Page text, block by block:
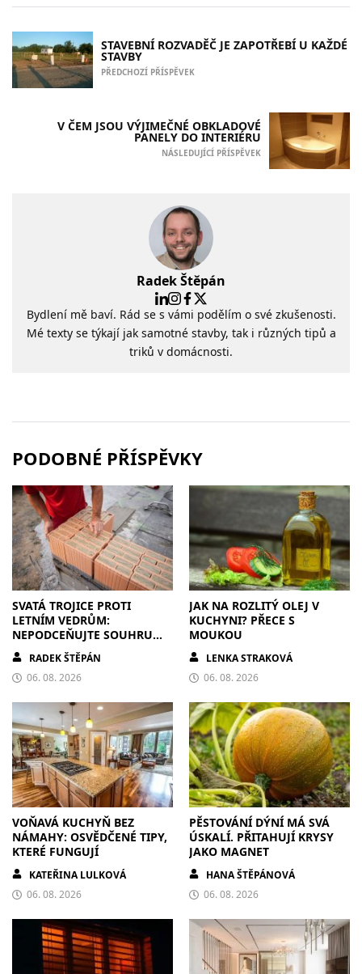
STAVEBNÍ ROZVADĚČ JE ZAPOTŘEBÍ U KAŽDÉ
STAVBY
PŘEDCHOZÍ PŘÍSPĚVEK
V ČEM JSOU VÝJIMEČNÉ OBKLADOVÉ
PANELY DO INTERIÉRU
NÁSLEDUJÍCÍ PŘÍSPĚVEK
Radek Štěpán
Bydlení mě baví. Rád se s vámi podělím o své zkušenosti.
Mé texty se týkají jak samotné stavby, tak i různých tipů a
triků v domácnosti.
PODOBNÉ PŘÍSPĚVKY
SVATÁ TROJICE PROTI
LETNÍM VEDRŮM:
NEPODCEŇUJTE SOUHRU
ZDIVA A STÍNĚNÍ
RADEK ŠTĚPÁN
06. 08. 2026
JAK NA ROZLITÝ OLEJ V
KUCHYNI? PŘECE S
MOUKOU
LENKA STRAKOVÁ
06. 08. 2026
VOŇAVÁ KUCHYŇ BEZ
NÁMAHY: OSVĚDČENÉ TIPY,
KTERÉ FUNGUJÍ
KATEŘINA LULKOVÁ
06. 08. 2026
PĚSTOVÁNÍ DÝNÍ MÁ SVÁ
ÚSKALÍ. PŘITAHUJÍ KRYSY
JAKO MAGNET
HANA ŠTĚPÁNOVÁ
06. 08. 2026